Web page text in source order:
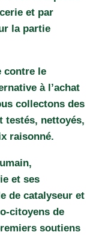
et par
la partie
contre le
à l’achat
collectons des
testés, nettoyés,
raisonné.
et ses
de catalyseur et
citoyens de
soutiens